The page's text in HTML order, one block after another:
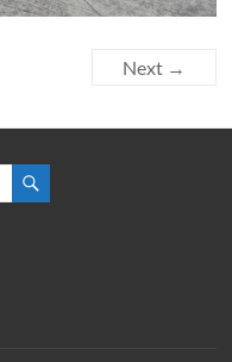
Next →